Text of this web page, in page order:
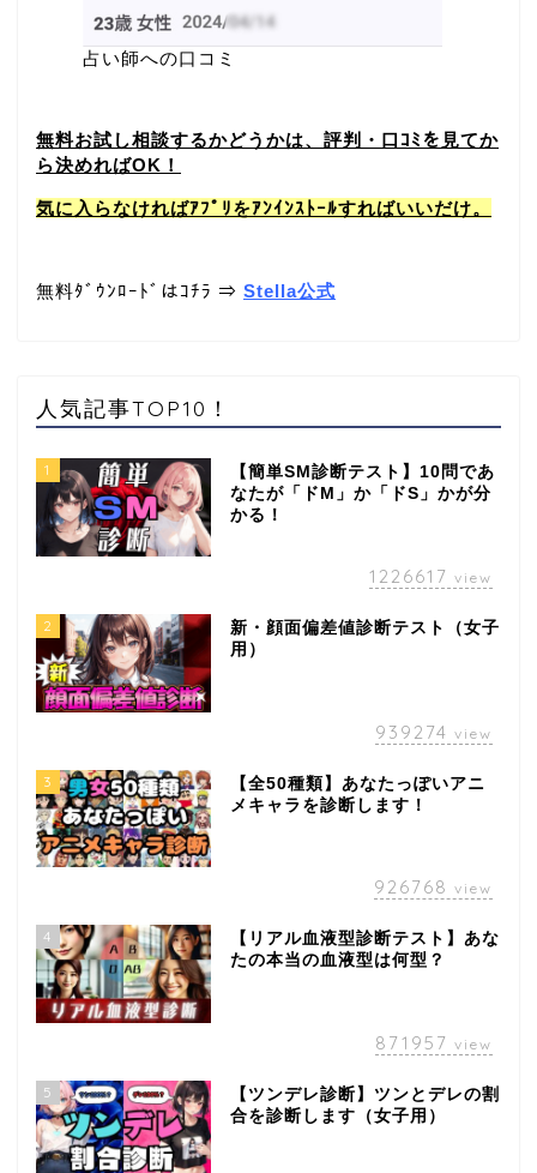
占い師への口コミ
無料お試し相談するかどうかは、評判・口ｺﾐを見てか
ら決めればOK！
気に入らなければｱﾌﾟﾘをｱﾝｲﾝｽﾄｰﾙすればいいだけ。
無料ﾀﾞｳﾝﾛｰﾄﾞはｺﾁﾗ ⇒ Stella公式
人気記事TOP10！
1
【簡単SM診断テスト】10問であ
なたが「ドM」か「ドS」かが分
かる！
1226617 view
2
新・顔面偏差値診断テスト（女子
用）
939274 view
3
【全50種類】あなたっぽいアニ
メキャラを診断します！
926768 view
4
【リアル血液型診断テスト】あな
たの本当の血液型は何型？
871957 view
5
【ツンデレ診断】ツンとデレの割
合を診断します（女子用）